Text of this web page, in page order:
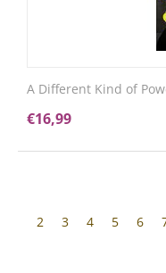
A Different Kind of
€16,99
2 3 4 5 6